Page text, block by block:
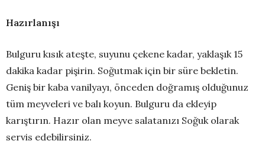
Hazırlanışı
Bulguru kısık ateşte, suyunu çekene kadar, yaklaşık 15
dakika kadar pişirin. Soğutmak için bir süre bekletin.
Geniş bir kaba vanilyayı, önceden doğramış olduğunuz
tüm meyveleri ve balı koyun. Bulguru da ekleyip
karıştırın. Hazır olan meyve salatanızı Soğuk olarak
servis edebilirsiniz.